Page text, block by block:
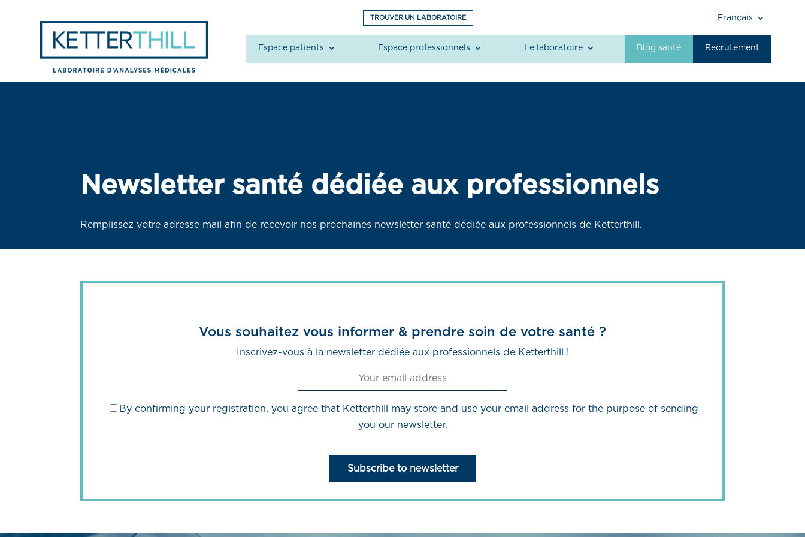
TROUVER UN LABORATOIRE Français
Espace patients Espace professionnels Le laboratoire Blog santé Recrutement
Newsletter santé dédiée aux professionnels
Remplissez votre adresse mail afin de recevoir nos prochaines newsletter santé dédiée aux professionnels de Ketterthill.
Vous souhaitez vous informer & prendre soin de votre santé ?
Inscrivez-vous à la newsletter dédiée aux professionnels de Ketterthill !
By confirming your registration, you agree that Ketterthill may store and use your email address for the purpose of sending
you our newsletter.